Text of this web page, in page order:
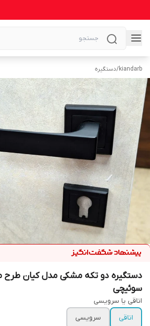
kiandarb
/دستگیره
دستگیره دو تکه مشکی مدل کیان طرح
سوئیچی
اتاقی یا سرویسی
اتاقی
سرویسی